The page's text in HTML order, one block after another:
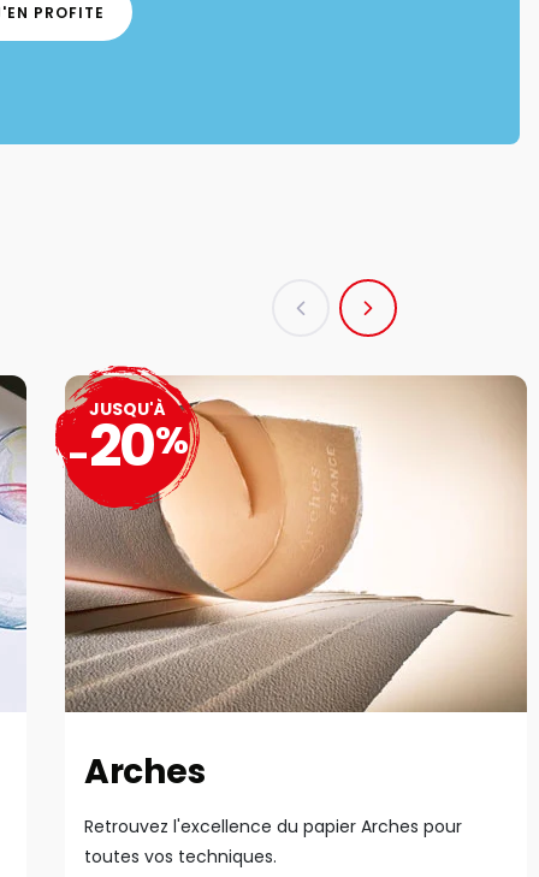
PROFITE
Arches
Retrouvez l'excellence du papier Arches pour
toutes vos techniques.
JUSQU'À
-20%